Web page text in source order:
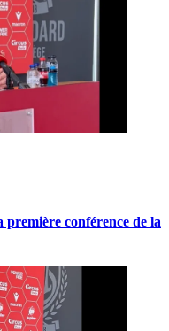
conférence de la